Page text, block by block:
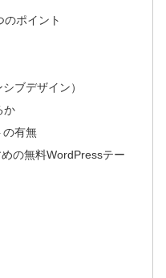
ポイント
ブデザイン）
か
の有無
の無料WordPressテー